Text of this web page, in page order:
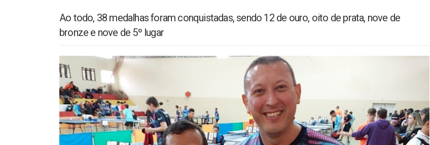
Ao todo, 38 medalhas foram conquistadas, sendo 12 de ouro, oito de prata, nove de
bronze e nove de 5º lugar